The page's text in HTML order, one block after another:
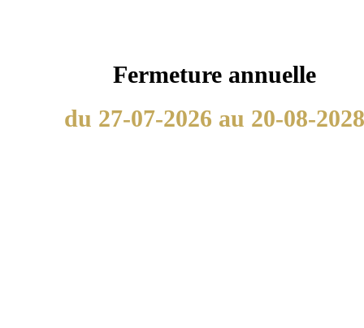
Fermeture annuelle
du 27-07-2026 au 20-08-2028